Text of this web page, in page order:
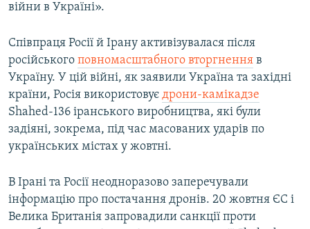
війни в Україні».
Співпраця Росії й Ірану активізувалася після
російського повномасштабного вторгнення в
Україну. У цій війні, як заявили Україна та західні
країни, Росія використовує дрони-камікадзе
Shahed-136 іранського виробництва, які були
задіяні, зокрема, під час масованих ударів по
українських містах у жовтні.
В Ірані та Росії неодноразово заперечували
інформацію про постачання дронів. 20 жовтня ЄС і
Велика Британія запровадили санкції проти